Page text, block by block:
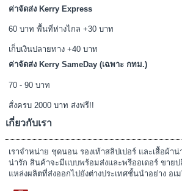
ค่าจัดส่ง Kerry Express
60 บาท พื้นที่ห่างไกล +30 บาท
เก็บเงินปลายทาง +40 บาท
ค่าจัดส่ง Kerry SameDay (เฉพาะ กทม.)
70 - 90 บาท
สั่งครบ 2000 บาท ส่งฟรี!!
เกี่ยวกับเรา
เราจำหน่าย ชุดนอน รองเท้าสลิปเปอร์ และเสื้อผ้า
น่ารัก สินค้าจะมีแบบพร้อมส่งและพรีออเดอร์ ขายป
แหล่งผลิตที่ส่งออกไปยังต่างประเทศชั้นนำอย่าง อเ